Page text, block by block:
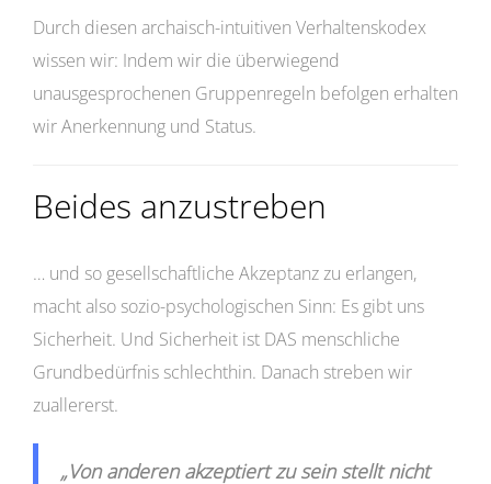
Durch diesen archaisch-intuitiven Verhaltenskodex
wissen wir: Indem wir die überwiegend
unausgesprochenen Gruppenregeln befolgen erhalten
wir Anerkennung und Status.
Beides anzustreben
… und so gesellschaftliche Akzeptanz zu erlangen,
macht also sozio-psychologischen Sinn: Es gibt uns
Sicherheit. Und Sicherheit ist DAS menschliche
Grundbedürfnis schlechthin. Danach streben wir
zuallererst.
„Von anderen akzeptiert zu sein stellt nicht